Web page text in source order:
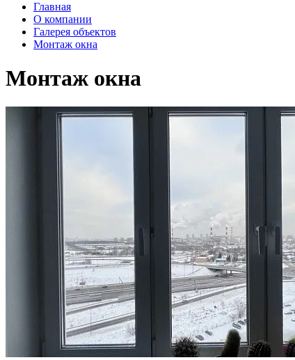
Главная
О компании
Галерея объектов
Монтаж окна
Монтаж окна